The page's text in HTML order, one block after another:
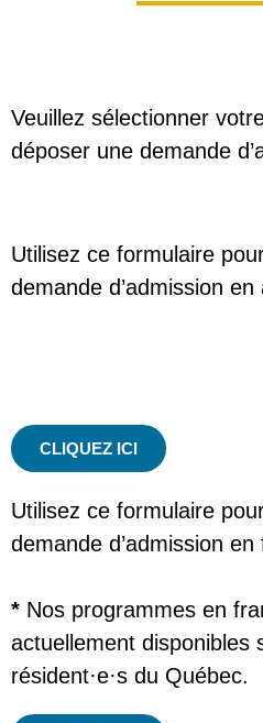
Veuillez sélectionner
déposer une demande
Utilisez ce formulaire
demande d’admission en
CLIQUEZ ICI
Utilisez ce formulaire
demande d’admission en
* Nos programmes en
actuellement disponibles
résident·e·s du Québec.